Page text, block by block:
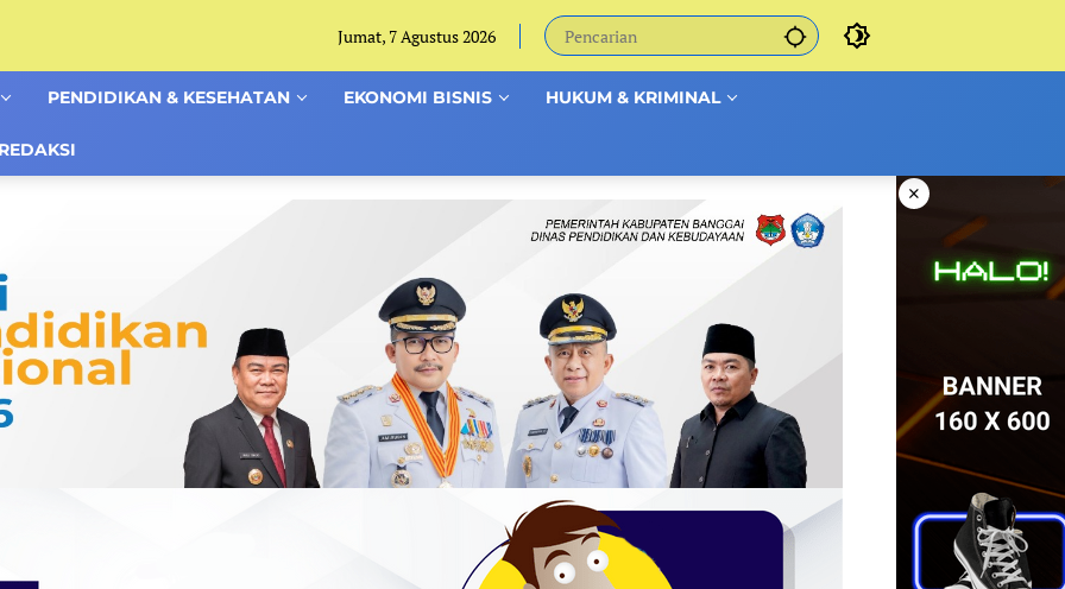
Jumat, 7 Agustus 2026
PENDIDIKAN & KESEHATAN EKONOMI BISNIS HUKUM & KRIMINAL
REDAKSI
×